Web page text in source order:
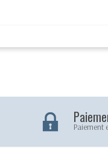
Paiement